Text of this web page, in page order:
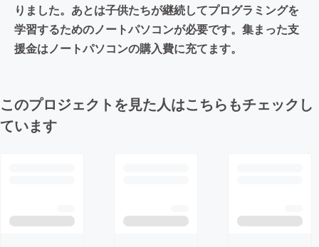
りました。あとは子供たちが継続してプログラミングを
学習するためのノートパソコンが必要です。集まった支
援金はノートパソコンの購入費に充てます。
このプロジェクトを見た人はこちらもチェックし
ています